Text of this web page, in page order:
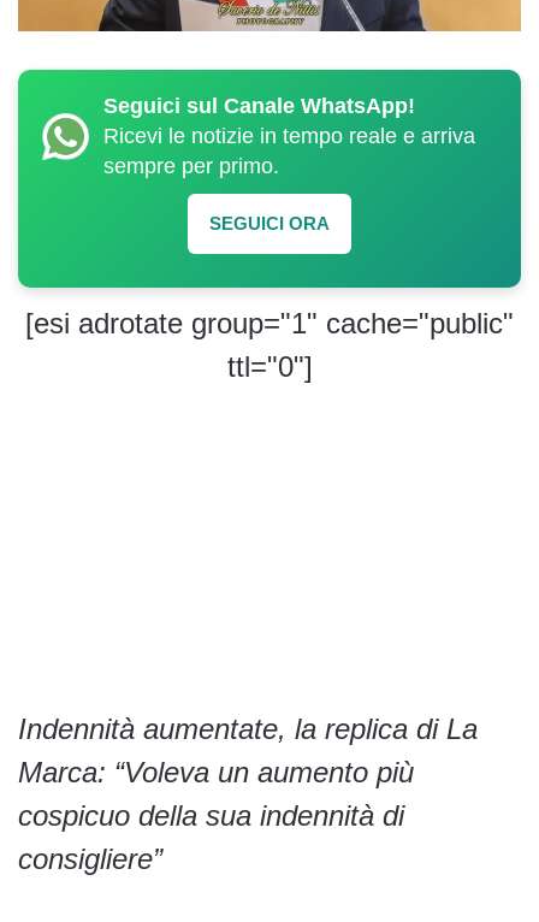
Seguici sul Canale WhatsApp!
Ricevi le notizie in tempo reale e arriva
sempre per primo.
SEGUICI ORA
[esi adrotate group="1" cache="public"
ttl="0"]
Indennità aumentate, la replica di La
Marca: “Voleva un aumento più
cospicuo della sua indennità di
consigliere”